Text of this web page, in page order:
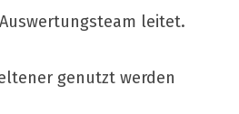
leitet.
genutzt werden